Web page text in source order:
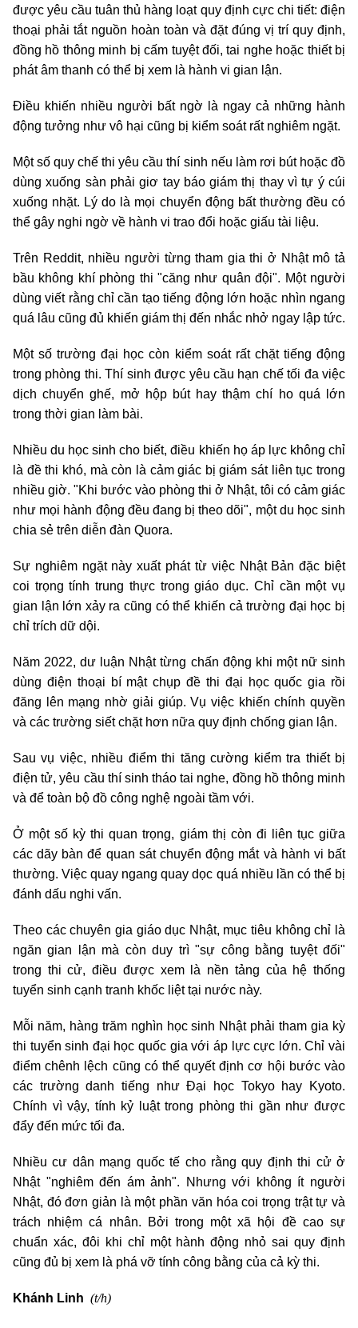
được yêu cầu tuân thủ hàng loạt quy định cực chi tiết: điện
thoại phải tắt nguồn hoàn toàn và đặt đúng vị trí quy định,
đồng hồ thông minh bị cấm tuyệt đối, tai nghe hoặc thiết bị
phát âm thanh có thể bị xem là hành vi gian lận.
Điều khiến nhiều người bất ngờ là ngay cả những hành
động tưởng như vô hại cũng bị kiểm soát rất nghiêm ngặt.
Một số quy chế thi yêu cầu thí sinh nếu làm rơi bút hoặc đồ
dùng xuống sàn phải giơ tay báo giám thị thay vì tự ý cúi
xuống nhặt. Lý do là mọi chuyển động bất thường đều có
thể gây nghi ngờ về hành vi trao đổi hoặc giấu tài liệu.
Trên Reddit, nhiều người từng tham gia thi ở Nhật mô tả
bầu không khí phòng thi "căng như quân đội". Một người
dùng viết rằng chỉ cần tạo tiếng động lớn hoặc nhìn ngang
quá lâu cũng đủ khiến giám thị đến nhắc nhở ngay lập tức.
Một số trường đại học còn kiểm soát rất chặt tiếng động
trong phòng thi. Thí sinh được yêu cầu hạn chế tối đa việc
dịch chuyển ghế, mở hộp bút hay thậm chí ho quá lớn
trong thời gian làm bài.
Nhiều du học sinh cho biết, điều khiến họ áp lực không chỉ
là đề thi khó, mà còn là cảm giác bị giám sát liên tục trong
nhiều giờ. "Khi bước vào phòng thi ở Nhật, tôi có cảm giác
như mọi hành động đều đang bị theo dõi", một du học sinh
chia sẻ trên diễn đàn Quora.
Sự nghiêm ngặt này xuất phát từ việc Nhật Bản đặc biệt
coi trọng tính trung thực trong giáo dục. Chỉ cần một vụ
gian lận lớn xảy ra cũng có thể khiến cả trường đại học bị
chỉ trích dữ dội.
Năm 2022, dư luận Nhật từng chấn động khi một nữ sinh
dùng điện thoại bí mật chụp đề thi đại học quốc gia rồi
đăng lên mạng nhờ giải giúp. Vụ việc khiến chính quyền
và các trường siết chặt hơn nữa quy định chống gian lận.
Sau vụ việc, nhiều điểm thi tăng cường kiểm tra thiết bị
điện tử, yêu cầu thí sinh tháo tai nghe, đồng hồ thông minh
và để toàn bộ đồ công nghệ ngoài tầm với.
Ở một số kỳ thi quan trọng, giám thị còn đi liên tục giữa
các dãy bàn để quan sát chuyển động mắt và hành vi bất
thường. Việc quay ngang quay dọc quá nhiều lần có thể bị
đánh dấu nghi vấn.
Theo các chuyên gia giáo dục Nhật, mục tiêu không chỉ là
ngăn gian lận mà còn duy trì "sự công bằng tuyệt đối"
trong thi cử, điều được xem là nền tảng của hệ thống
tuyển sinh cạnh tranh khốc liệt tại nước này.
Mỗi năm, hàng trăm nghìn học sinh Nhật phải tham gia kỳ
thi tuyển sinh đại học quốc gia với áp lực cực lớn. Chỉ vài
điểm chênh lệch cũng có thể quyết định cơ hội bước vào
các trường danh tiếng như Đại học Tokyo hay Kyoto.
Chính vì vậy, tính kỷ luật trong phòng thi gần như được
đẩy đến mức tối đa.
Nhiều cư dân mạng quốc tế cho rằng quy định thi cử ở
Nhật "nghiêm đến ám ảnh". Nhưng với không ít người
Nhật, đó đơn giản là một phần văn hóa coi trọng trật tự và
trách nhiệm cá nhân. Bởi trong một xã hội đề cao sự
chuẩn xác, đôi khi chỉ một hành động nhỏ sai quy định
cũng đủ bị xem là phá vỡ tính công bằng của cả kỳ thi.
Khánh Linh (t/h)